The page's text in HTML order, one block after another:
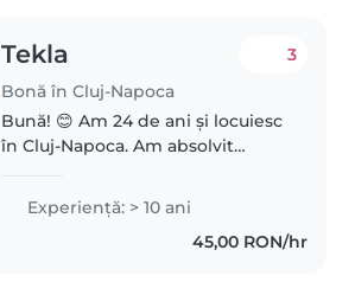
Tekla
Bonă în Cluj-Napoca
3
Bună! 😊 Am 24 de ani și locuiesc
în Cluj-Napoca. Am absolvit
aproape 10 ani de experiență în
lucrul cu copiii, atât individual,
Experienţă: > 10 ani
45,00 RON/hr